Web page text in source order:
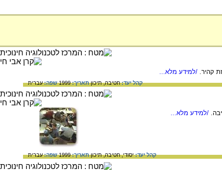
קהיר. /למידע מלא...
קהל יעד:חטיבה,תיכוןתאריך:1999 שפה:עברית
/למידע מלא...
קהל יעד:יסודי,חטיבה,תיכוןתאריך:1999 שפה:עברית